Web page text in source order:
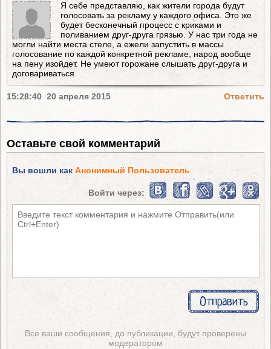
Я себе представляю, как жители города будут
голосовать за рекламу у каждого офиса. Это же
будет бесконечный процесс с криками и
поливанием друг-друга грязью. У нас три года не
могли найти места стеле, а ежели запустить в массы
голосование по каждой конкретной рекламе, народ вообще
на пену изойдет. Не умеют горожане слышать друг-друга и
договариваться.
15:28:40 20 апреля 2015 Ответить
Оставьте свой комментарий
Вы вошли как Анонимный Пользователь
Войти через:
Все ваши сообщения, до публикации, будут проверены
модератором